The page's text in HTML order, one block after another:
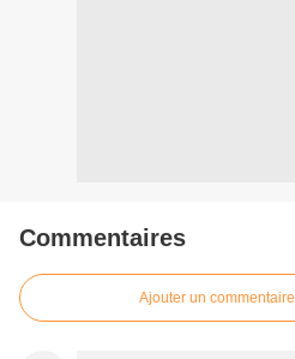
Commentaires
Ajouter un commentaire